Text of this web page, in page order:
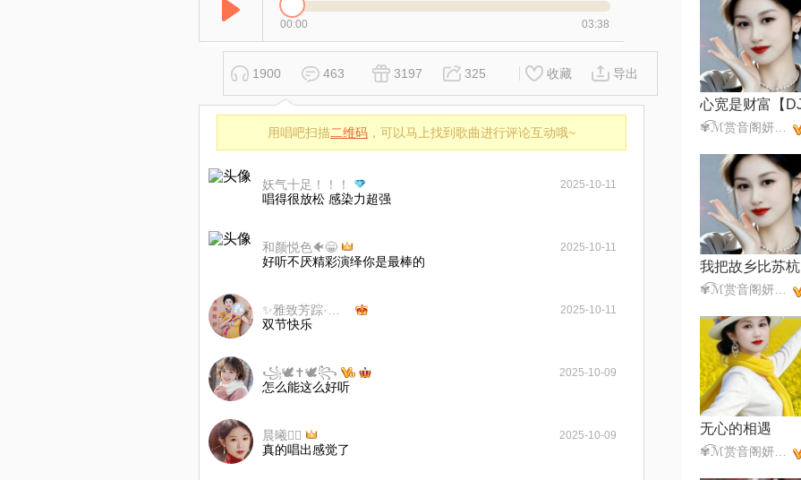
00:00 03:38
1900 463 3197 325 收藏 导出
用唱吧扫描二维码 ，可以马上找到歌曲进行评论互动哦~
妖气十足！！！ 2025-10-11
唱得很放松 感染力超强
和颜悦色🐠😁 2025-10-11
好听不厌精彩演绎你是最棒的
2025-10-11
双节快乐
꧁🕊️✝️🕊️꧂ 2025-10-09
怎么能这么好听
晨曦🧚‍♀️ 2025-10-09
真的唱出感觉了
我把故乡比苏杭
无心的相遇